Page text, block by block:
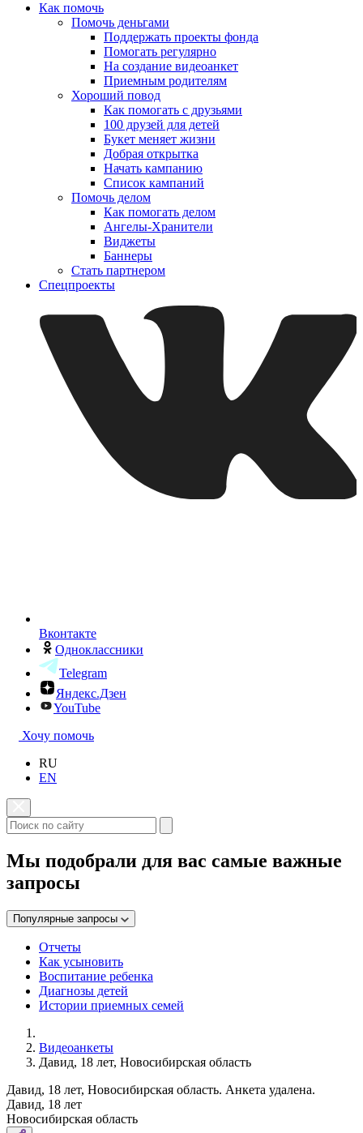
Как помочь
Помочь деньгами
Поддержать проекты фонда
Помогать регулярно
На создание видеоанкет
Приемным родителям
Хороший повод
Как помогать с друзьями
100 друзей для детей
Букет меняет жизни
Добрая открытка
Начать кампанию
Список кампаний
Помочь делом
Как помогать делом
Ангелы-Хранители
Виджеты
Баннеры
Стать партнером
Спецпроекты
Вконтакте
Одноклассники
Telegram
Яндекс.Дзен
YouTube
Хочу помочь
RU
EN
Мы подобрали для вас самые важные
запросы
Популярные запросы
Отчеты
Как усыновить
Воспитание ребенка
Диагнозы детей
Истории приемных семей
Видеоанкеты
Давид, 18 лет, Новосибирская область
Давид, 18 лет, Новосибирская область. Анкета удалена.
Давид, 18 лет
Новосибирская область